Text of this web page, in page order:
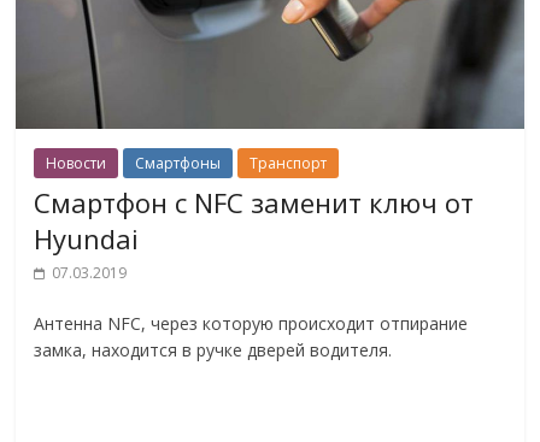
Новости Смартфоны Транспорт
Смартфон с NFC заменит ключ от
Hyundai
07.03.2019
Антенна NFC, через которую происходит отпирание
замка, находится в ручке дверей водителя.